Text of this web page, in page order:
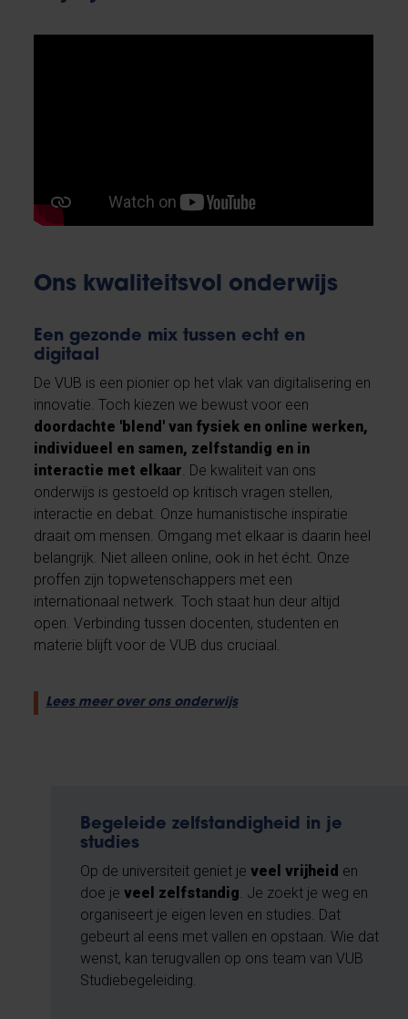
Ons kwaliteitsvol onderwijs
Een gezonde mix tussen echt en
digitaal
De VUB is een pionier op het vlak van digitalisering en
innovatie. Toch kiezen we bewust voor een
doordachte 'blend' van fysiek en online werken,
individueel en samen, zelfstandig en in
interactie met elkaar. De kwaliteit van ons
onderwijs is gestoeld op kritisch vragen stellen,
interactie en debat. Onze humanistische inspiratie
draait om mensen. Omgang met elkaar is daarin heel
belangrijk. Niet alleen online, ook in het écht. Onze
proffen zijn topwetenschappers met een
internationaal netwerk. Toch staat hun deur altijd
open. Verbinding tussen docenten, studenten en
materie blijft voor de VUB dus cruciaal.
Lees meer over ons onderwijs
Begeleide zelfstandigheid in je
studies
Op de universiteit geniet je veel vrijheid en
doe je veel zelfstandig. Je zoekt je weg en
organiseert je eigen leven en studies. Dat
gebeurt al eens met vallen en opstaan. Wie dat
wenst, kan terugvallen op ons team van VUB
Studiebegeleiding.